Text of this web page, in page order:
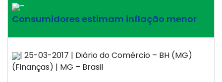
–
Consumidores estimam inflação menor
| 25-03-2017 | Diário do Comércio – BH (MG)
(Finanças) | MG – Brasil